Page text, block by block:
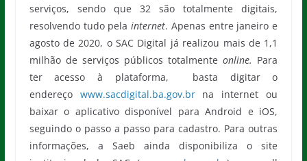
serviços, sendo que 32 são totalmente digitais,
resolvendo tudo pelainternet. Apenas entre janeiro e
agosto de 2020, o SAC Digital já realizou mais de 1,1
milhão de serviços públicos totalmenteonline. Para
ter acesso à plataforma, basta digitar o
endereço www.sacdigital.ba.gov.brna internet ou
baixar o aplicativo disponível para Android e iOS,
seguindo o passo a passo para cadastro. Para outras
informações, a Saeb ainda disponibiliza o site